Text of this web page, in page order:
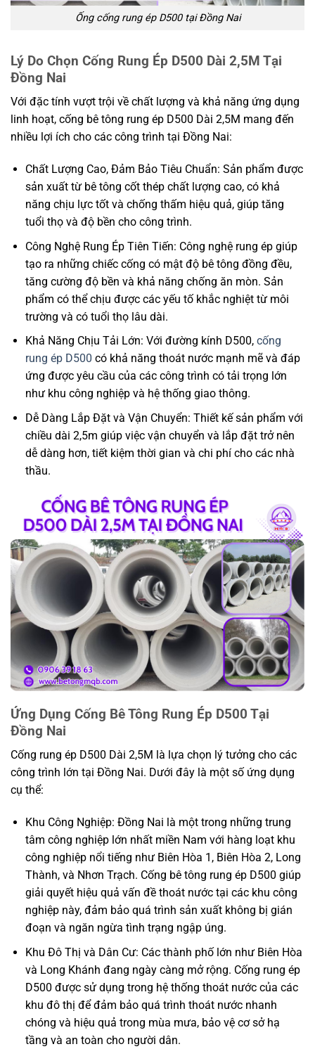
Ống cống rung ép D500 tại Đồng Nai
Lý Do Chọn Cống Rung Ép D500 Dài 2,5M Tại
Đồng Nai
Với đặc tính vượt trội về chất lượng và khả năng ứng dụng
linh hoạt, cống bê tông rung ép D500 Dài 2,5M mang đến
nhiều lợi ích cho các công trình tại Đồng Nai:
Chất Lượng Cao, Đảm Bảo Tiêu Chuẩn: Sản phẩm được
sản xuất từ bê tông cốt thép chất lượng cao, có khả
năng chịu lực tốt và chống thấm hiệu quả, giúp tăng
tuổi thọ và độ bền cho công trình.
Công Nghệ Rung Ép Tiên Tiến: Công nghệ rung ép giúp
tạo ra những chiếc cống có mật độ bê tông đồng đều,
tăng cường độ bền và khả năng chống ăn mòn. Sản
phẩm có thể chịu được các yếu tố khắc nghiệt từ môi
trường và có tuổi thọ lâu dài.
Khả Năng Chịu Tải Lớn: Với đường kính D500, cống
rung ép D500 có khả năng thoát nước mạnh mẽ và đáp
ứng được yêu cầu của các công trình có tải trọng lớn
như khu công nghiệp và hệ thống giao thông.
Dễ Dàng Lắp Đặt và Vận Chuyển: Thiết kế sản phẩm với
chiều dài 2,5m giúp việc vận chuyển và lắp đặt trở nên
dễ dàng hơn, tiết kiệm thời gian và chi phí cho các nhà
thầu.
Ứng Dụng Cống Bê Tông Rung Ép D500 Tại
Đồng Nai
Cống rung ép D500 Dài 2,5M là lựa chọn lý tưởng cho các
công trình lớn tại Đồng Nai. Dưới đây là một số ứng dụng
cụ thể:
Khu Công Nghiệp: Đồng Nai là một trong những trung
tâm công nghiệp lớn nhất miền Nam với hàng loạt khu
công nghiệp nổi tiếng như Biên Hòa 1, Biên Hòa 2, Long
Thành, và Nhơn Trạch. Cống bê tông rung ép D500 giúp
giải quyết hiệu quả vấn đề thoát nước tại các khu công
nghiệp này, đảm bảo quá trình sản xuất không bị gián
đoạn và ngăn ngừa tình trạng ngập úng.
Khu Đô Thị và Dân Cư: Các thành phố lớn như Biên Hòa
và Long Khánh đang ngày càng mở rộng. Cống rung ép
D500 được sử dụng trong hệ thống thoát nước của các
khu đô thị để đảm bảo quá trình thoát nước nhanh
chóng và hiệu quả trong mùa mưa, bảo vệ cơ sở hạ
tầng và an toàn cho người dân.